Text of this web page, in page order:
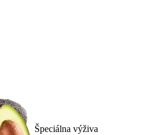
Špeciálna výživa